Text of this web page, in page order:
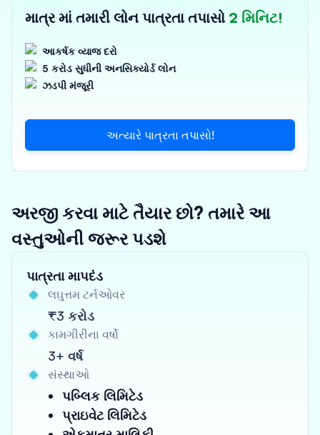
માત્ર માં તમારી લોન પાત્રતા તપાસો 2 મિનિટ!
આકર્ષક વ્યાજ દરો
5 કરોડ સુધીની અનસિક્યોર્ડ લોન
ઝડપી મંજૂરી
અત્યારે પાત્રતા તપાસો!
અરજી કરવા માટે તૈયાર છો? તમારે આ
વસ્તુઓની જરૂર પડશે
પાત્રતા માપદંડ
લઘુત્તમ ટર્નઓવર
₹3 કરોડ
કામગીરીના વર્ષો
3+ વર્ષ
સંસ્થાઓ
પબ્લિક લિમિટેડ
પ્રાઇવેટ લિમિટેડ